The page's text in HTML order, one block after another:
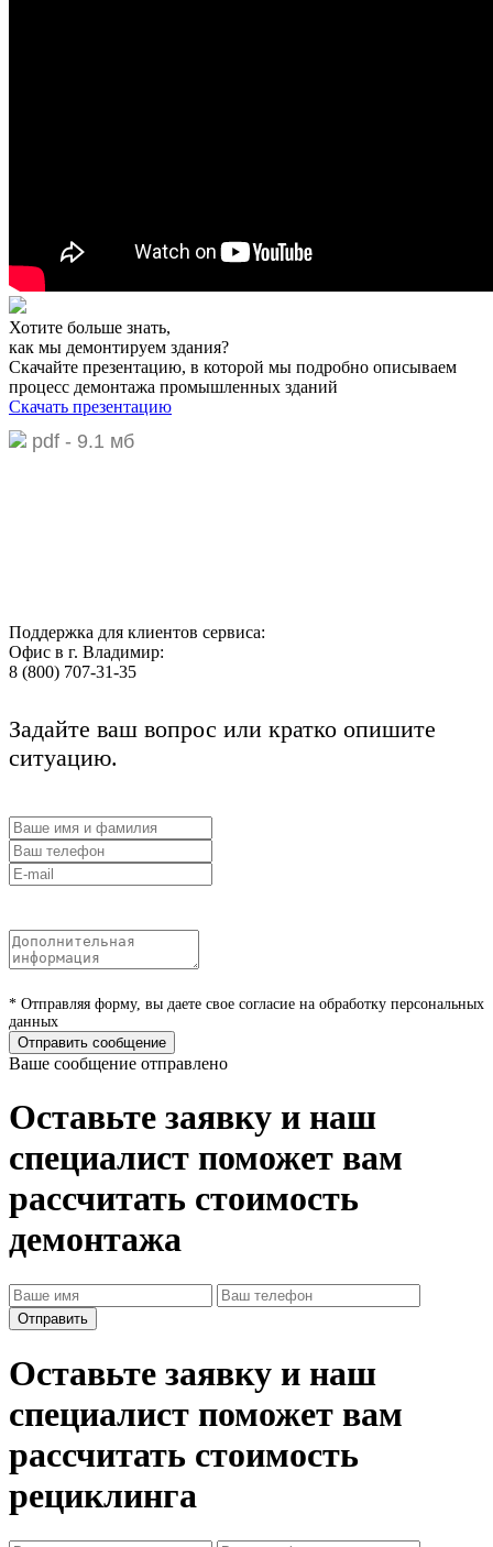
Хотите больше знать,
как мы демонтируем здания?
Скачайте презентацию, в которой мы подробно описываем
процесс демонтажа промышленных зданий
Скачать презентацию
pdf - 9.1 мб
Поддержка для клиентов сервиса:
Офис в г. Владимир:
8 (800) 707-31-35
Задайте ваш вопрос или кратко опишите
ситуацию.
* Отправляя форму, вы даете свое согласие на обработку персональных
данных
Отправить сообщение
Ваше сообщение отправлено
Оставьте заявку и наш
специалист поможет вам
рассчитать стоимость
демонтажа
Оставьте заявку и наш
специалист поможет вам
рассчитать стоимость
рециклинга